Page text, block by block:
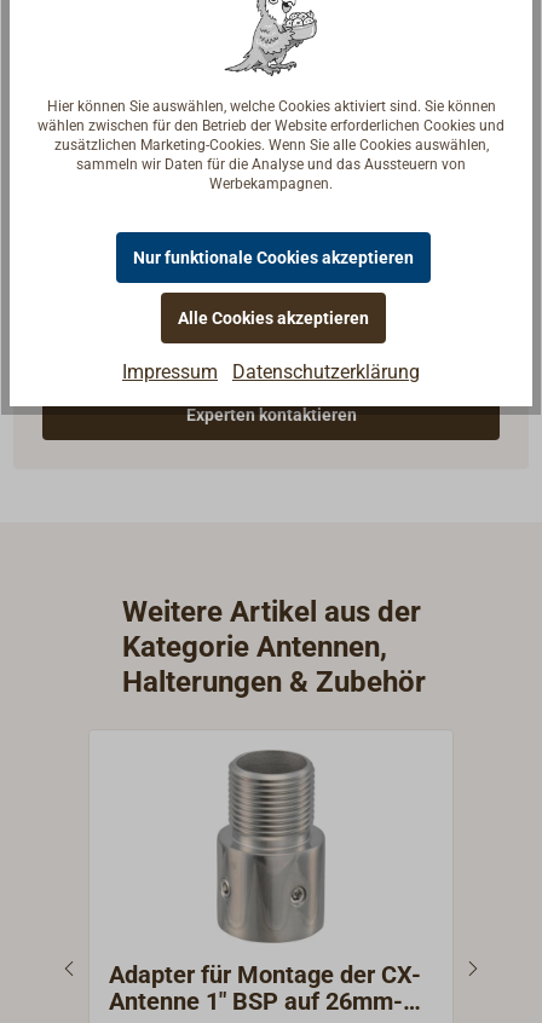
Fragen zum Artikel?
Reden Sie mit Handwerkern, Bootsbauern und
Seglerinnen. Wir verstehen Ihre Fragen und geben die
passende Antwort.
Experten kontaktieren
Weitere Artikel aus der
Kategorie Antennen,
Halterungen & Zubehör
Adapter für Montage der CX-
Antenne 1" BSP auf 26mm-
Hier können Sie auswählen, welche Cookies aktiviert sind. Sie können
wählen zwischen für den Betrieb der Website erforderlichen Cookies und
zusätzlichen Marketing-Cookies. Wenn Sie alle Cookies auswählen,
sammeln wir Daten für die Analyse und das Aussteuern von
Werbekampagnen.
Nur funktionale Cookies akzeptieren
Alle Cookies akzeptieren
Impressum Datenschutzerklärung